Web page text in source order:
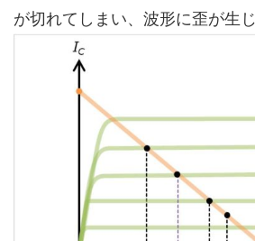
が切れてしまい、波形に歪が生じ